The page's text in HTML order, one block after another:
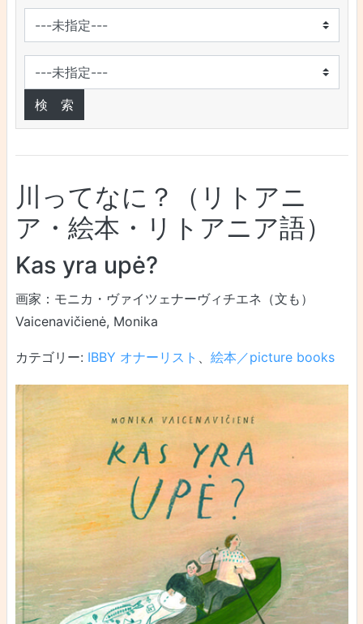
川ってなに？（リトアニ
ア・絵本・リトアニア語）
Kas yra upė?
画家：モニカ・ヴァイツェナーヴィチエネ（文も）
Vaicenavičienė, Monika
カテゴリー: IBBY オナーリスト 、 絵本／picture books